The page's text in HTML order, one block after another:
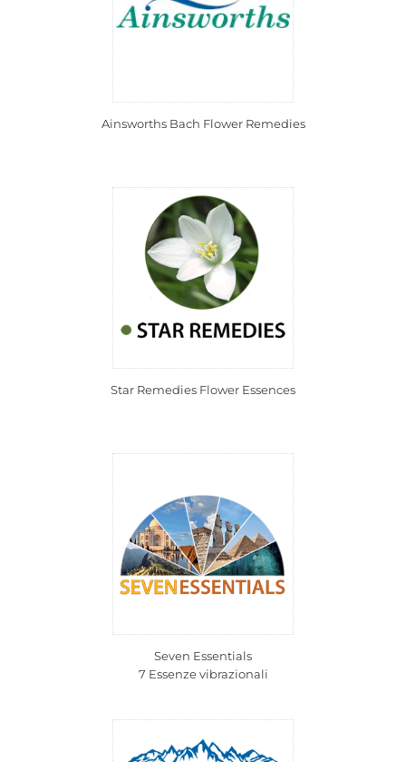
Ainsworths Bach Flower Remedies
Star Remedies Flower Essences
Seven Essentials
7 Essenze vibrazionali